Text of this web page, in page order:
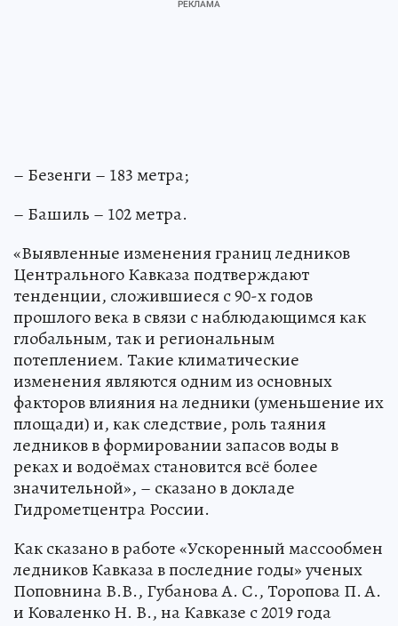
– Безенги – 183 метра;
– Башиль – 102 метра.
«Выявленные изменения границ ледников
Центрального Кавказа подтверждают
тенденции, сложившиеся с 90-х годов
прошлого века в связи с наблюдающимся как
глобальным, так и региональным
потеплением. Такие климатические
изменения являются одним из основных
факторов влияния на ледники (уменьшение их
площади) и, как следствие, роль таяния
ледников в формировании запасов воды в
реках и водоёмах становится всё более
значительной», – сказано в докладе
Гидрометцентра России.
Как сказано в работе «Ускоренный массообмен
ледников Кавказа в последние годы» ученых
Поповнина В.В., Губанова А. С., Торопова П. А.
и Коваленко Н. В., на Кавказе с 2019 года